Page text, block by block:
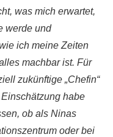
was mich erwartet,
werde und
ich meine Zeiten
machbar ist. Für
zukünftige „Chefin“
habe
ob als Ninas
oder bei